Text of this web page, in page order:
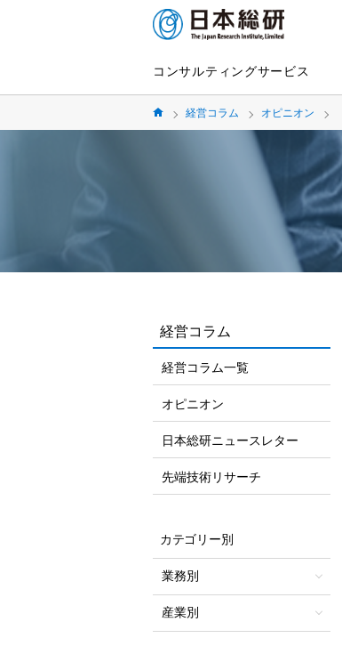
コンサルティングサービス
経営コラム オピニオン
経営コラム
経営コラム一覧
オピニオン
日本総研ニュースレター
先端技術リサーチ
カテゴリー別
業務別
産業別